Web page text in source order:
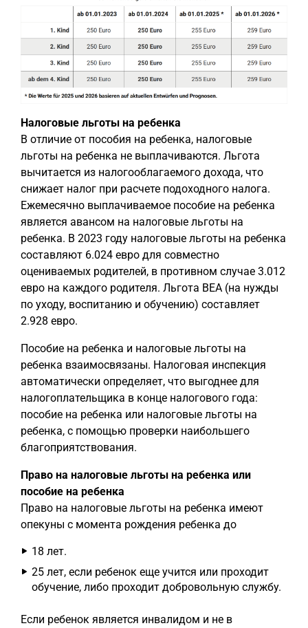
Налоговые льготы на ребенка
В отличие от пособия на ребенка, налоговые
льготы на ребенка не выплачиваются. Льгота
вычитается из налогооблагаемого дохода, что
снижает налог при расчете подоходного налога.
Ежемесячно выплачиваемое пособие на ребенка
является авансом на налоговые льготы на
ребенка. В 2023 году налоговые льготы на ребенка
составляют 6.024 евро для совместно
оцениваемых родителей, в противном случае 3.012
евро на каждого родителя. Льгота BEA (на нужды
по уходу, воспитанию и обучению) составляет
2.928 евро.
Пособие на ребенка и налоговые льготы на
ребенка взаимосвязаны. Налоговая инспекция
автоматически определяет, что выгоднее для
налогоплательщика в конце налогового года:
пособие на ребенка или налоговые льготы на
ребенка, с помощью проверки наибольшего
благоприятствования.
Право на налоговые льготы на ребенка или
пособие на ребенка
Право на налоговые льготы на ребенка имеют
опекуны с момента рождения ребенка до
18 лет.
25 лет, если ребенок еще учится или проходит
обучение, либо проходит добровольную службу.
Если ребенок является инвалидом и не в